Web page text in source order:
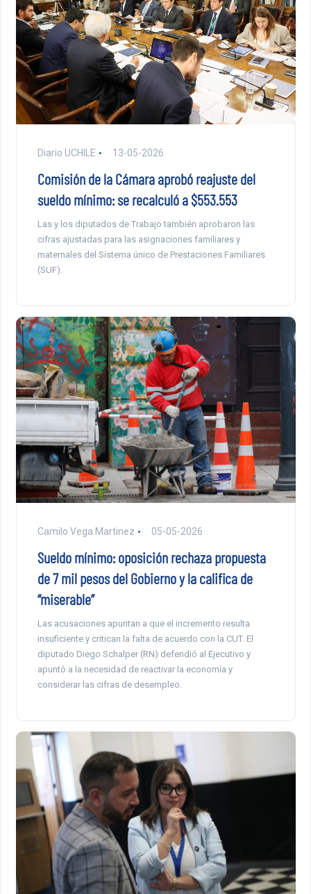
Diario UCHILE 13-05-2026
Comisión de la Cámara aprobó reajuste del
sueldo mínimo: se recalculó a $553.553
Las y los diputados de Trabajo también aprobaron las
cifras ajustadas para las asignaciones familiares y
maternales del Sistema único de Prestaciones Familiares
(SUF).
Camilo Vega Martinez 05-05-2026
Sueldo mínimo: oposición rechaza propuesta
de 7 mil pesos del Gobierno y la califica de
“miserable”
Las acusaciones apuntan a que el incremento resulta
insuficiente y critican la falta de acuerdo con la CUT. El
diputado Diego Schalper (RN) defendió al Ejecutivo y
apuntó a la necesidad de reactivar la economía y
considerar las cifras de desempleo.